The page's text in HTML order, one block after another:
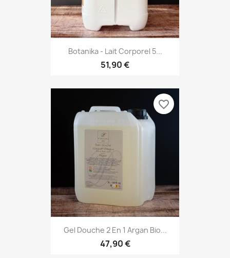
Botanika - Lait Corporel 5...
51,90 €
Gel Douche 2 En 1 Argan Bio...
47,90 €
favorite_border